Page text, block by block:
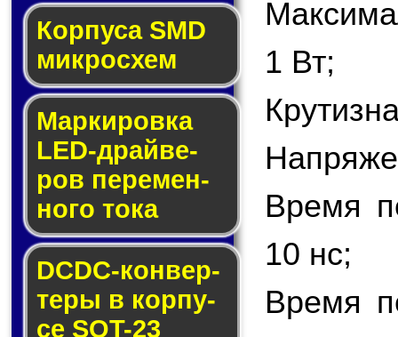
Корпуса SMD
мик­ро­схем
Маркировка
LED-драй­ве­
ров пе­ре­мен­
но­го то­ка
DCDC-кон­вер­
те­ры в кор­пу­
се SOT-23
1 Вт;
Время
10 нс;
Время